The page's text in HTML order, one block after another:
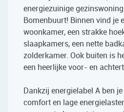
energiezuinige
Bomenbuurt! Binnen vind je
woonkamer, een strakke
slaapkamers, een nette
zolderkamer. Ook buiten is
een heerlijke voor- en
Dankzij energielabel A ben
comfort en lage